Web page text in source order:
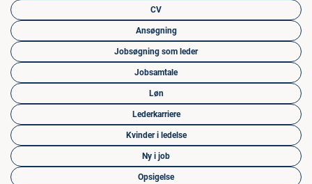
CV
Ansøgning
Jobsøgning som leder
Jobsamtale
Løn
Lederkarriere
Kvinder i ledelse
Ny i job
Opsigelse